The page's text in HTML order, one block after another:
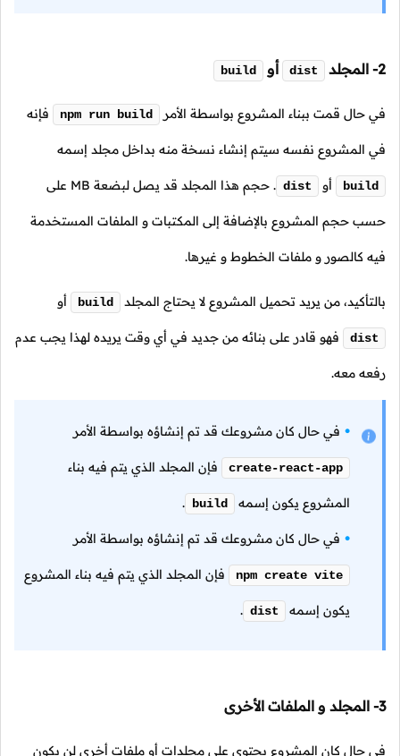
2- المجلد dist أو build
في حال قمت ببناء المشروع بواسطة الأمر npm run build فإنه
في المشروع نفسه سيتم إنشاء نسخة منه بداخل مجلد إسمه
build أو dist
. حجم هذا المجلد قد يصل لبضعة MB على
حسب حجم المشروع بالإضافة إلى المكتبات و الملفات المستخدمة
فيه كالصور و ملفات الخطوط و غيرها.
بالتأكيد، من يريد تحميل المشروع لا يحتاج المجلد build أو
dist فهو قادر على بنائه من جديد في أي وقت يريده لهذا يجب عدم
رفعه معه.
في حال كان مشروعك قد تم إنشاؤه بواسطة الأمر
create-react-app فإن المجلد الذي يتم فيه بناء
المشروع يكون إسمه build
.
في حال كان مشروعك قد تم إنشاؤه بواسطة الأمر
npm create vite فإن المجلد الذي يتم فيه بناء المشروع
يكون إسمه dist
.
3- المجلد و الملفات الأخرى
في حال كان المشروع يحتوي على مجلدات أو ملفات أخرى لن يكون